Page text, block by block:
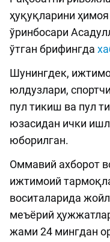
ҳуқуқларини
ўринбосари
ўтган брифингда
Шунингдек,
юлдузлари,
пул тикиш ва пул
юзасидан ички
юборилган.
Оммавий ахборот
ижтимоий
воситаларида
меъёрий
жами 24 мингдан